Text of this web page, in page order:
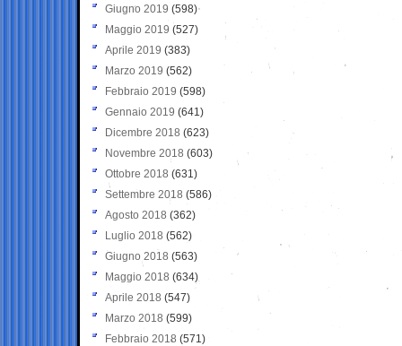
Giugno 2019 (598)
Maggio 2019 (527)
Aprile 2019 (383)
Marzo 2019 (562)
Febbraio 2019 (598)
Gennaio 2019 (641)
Dicembre 2018 (623)
Novembre 2018 (603)
Ottobre 2018 (631)
Settembre 2018 (586)
Agosto 2018 (362)
Luglio 2018 (562)
Giugno 2018 (563)
Maggio 2018 (634)
Aprile 2018 (547)
Marzo 2018 (599)
Febbraio 2018 (571)